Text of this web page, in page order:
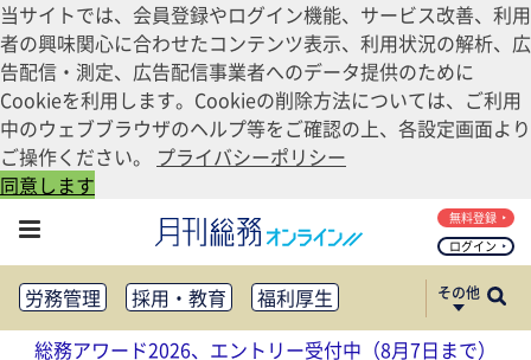
当サイトでは、会員登録やログイン機能、サービス改善、利用
者の興味関心に合わせたコンテンツ表示、利用状況の解析、広
告配信・測定、広告配信事業者へのデータ提供のために
Cookieを利用します。Cookieの削除方法については、ご利用
中のウェブブラウザのヘルプ等をご確認の上、各設定画面より
ご操作ください。 プライバシーポリシー
同意します
ログイン
無料登録
労務管理 採用・教育
福利厚生
健康経営
働き方改革
法務・コンプライアンス
その他
総務アワード2026、エントリー受付中（8月7日まで）